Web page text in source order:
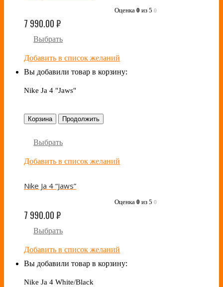
Оценка 0 из 5 0
7 990.00₽
Выбрать
Добавить в список желаний
Вы добавили товар в корзину:
Nike Ja 4 "Jaws"
Корзина Продолжить
Выбрать
Добавить в список желаний
Nike Ja 4 “Jaws”
Оценка 0 из 5 0
7 990.00₽
Выбрать
Добавить в список желаний
Вы добавили товар в корзину:
Nike Ja 4 White/Black